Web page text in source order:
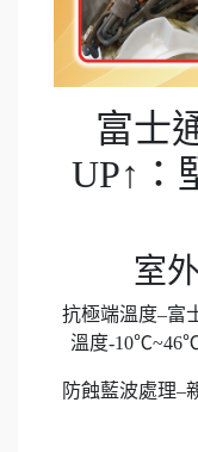
富士
UP↑：
室
抗極端溫度–富
溫度-
防蝕藍波處理–